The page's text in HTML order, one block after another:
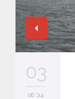
03
06 '24